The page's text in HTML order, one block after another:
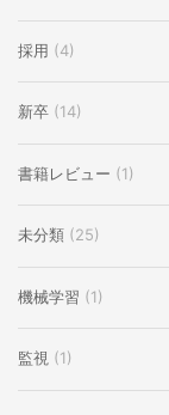
採用 (4)
新卒 (14)
書籍レビュー (1)
未分類 (25)
機械学習 (1)
監視 (1)